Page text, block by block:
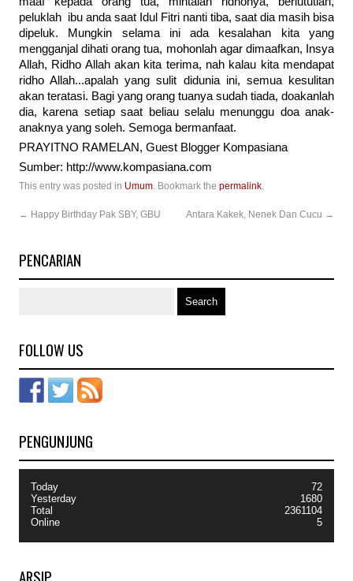
peluklah ibu anda saat Idul Fitri nanti tiba, saat dia masih bisa
dipeluk. Mungkin selama ini ada kesalahan kita yang
mengganjal dihati orang tua, mohonlah agar dimaafkan, Insya
Allah, Ridho Allah akan kita terima, nah kalau kita mendapat
ridho Allah...apalah yang sulit didunia ini, semua kesulitan
akan teratasi. Bagi yang orang tuanya sudah tiada, doakanlah
dia, karena setiap saat beliau selalu menunggu doa anak-
anaknya yang soleh. Semoga bermanfaat.
PRAYITNO RAMELAN, Guest Blogger Kompasiana
Sumber: http://www.kompasiana.com
This entry was posted in Umum. Bookmark the permalink.
← Happy Birthday Pak SBY, GBU Antara Kakek, Nenek Dan Cucu →
PENCARIAN
FOLLOW US
PENGUNJUNG
Today
Yesterday
Total
Online
72
1680
2361104
5